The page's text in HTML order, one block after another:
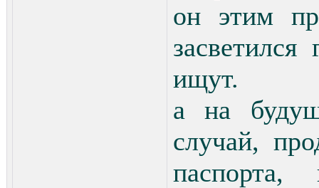
он этим
ищут.
а на
случай,